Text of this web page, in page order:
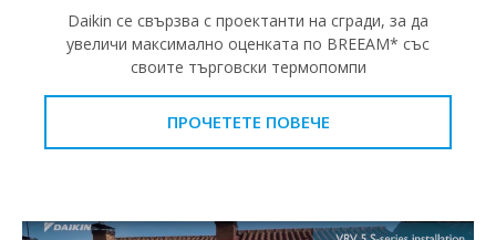
Daikin се свързва с проектанти на сгради, за да
увеличи максимално оценката по BREEAM* със
своите търговски термопомпи
ПРОЧЕТЕТЕ ПОВЕЧЕ